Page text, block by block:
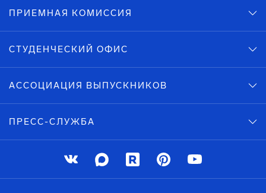
ПРИЕМНАЯ КОМИССИЯ
СТУДЕНЧЕСКИЙ ОФИС
АССОЦИАЦИЯ ВЫПУСКНИКОВ
ПРЕСС-СЛУЖБА